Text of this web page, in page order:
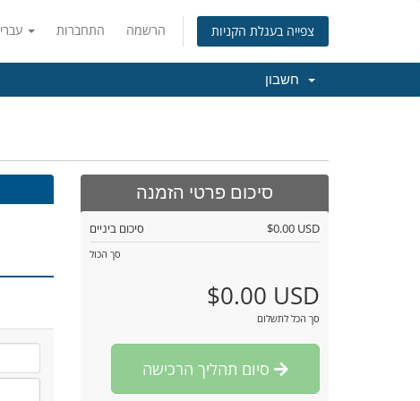
התחברות הרשמה צפייה בעגלת הקניות
סיכום פרטי הזמנה
סיכום ביניים $0.00 USD
סך הכול
$0.00 USD
סך הכל לתשלום